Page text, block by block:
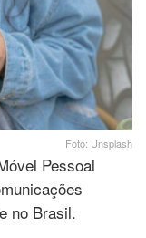
Foto: Unsplash
Pessoal
no Brasil.